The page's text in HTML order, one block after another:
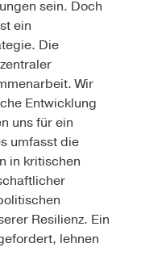
sein. Doch
ein
Die
Wir
Entwicklung
uns für ein
umfasst die
in kritischen
Resilienz. Ein
lehnen